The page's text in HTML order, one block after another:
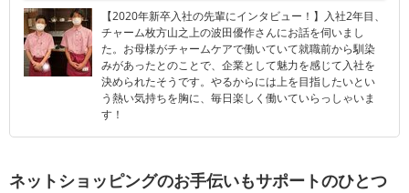
【2020年新卒入社の先輩にインタビュー！】入社2年目、
チャーム枚方山之上の波田優作さんにお話を伺いまし
た。お母様がチャームケアで働いていて就職前から馴染
みがあったとのことで、企業として魅力を感じて入社を
決められたそうです。やるからには上を目指したいとい
う熱い気持ちを胸に、毎日楽しく働いていらっしゃいま
す！
ネットショッピングのお手伝いもサポートのひとつ